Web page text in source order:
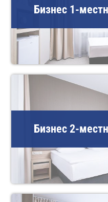
Бизнес 1-
Бизнес 2-